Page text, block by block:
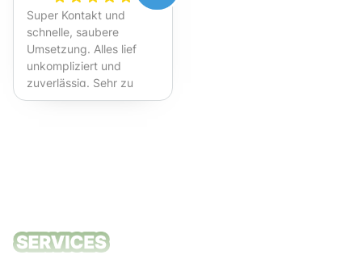
Super Kontakt und
schnelle, saubere
Umsetzung. Alles lief
unkompliziert und
zuverlässig. Sehr zu
empfehlen!